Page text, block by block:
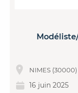
NIMES (30000)
16 juin 2025